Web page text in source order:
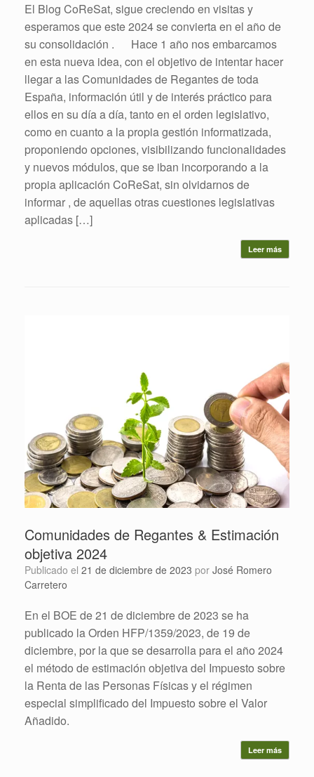
El Blog CoReSat, sigue creciendo en visitas y
esperamos que este 2024 se convierta en el año de
su consolidación . Hace 1 año nos embarcamos
en esta nueva idea, con el objetivo de intentar hacer
llegar a las Comunidades de Regantes de toda
España, información útil y de interés práctico para
ellos en su día a día, tanto en el orden legislativo,
como en cuanto a la propia gestión informatizada,
proponiendo opciones, visibilizando funcionalidades
y nuevos módulos, que se iban incorporando a la
propia aplicación CoReSat, sin olvidarnos de
informar , de aquellas otras cuestiones legislativas
aplicadas […]
Leer más
Comunidades de Regantes & Estimación
objetiva 2024
Publicado el 21 de diciembre de 2023 por José Romero
Carretero
En el BOE de 21 de diciembre de 2023 se ha
publicado la Orden HFP/1359/2023, de 19 de
diciembre, por la que se desarrolla para el año 2024
el método de estimación objetiva del Impuesto sobre
la Renta de las Personas Físicas y el régimen
especial simplificado del Impuesto sobre el Valor
Añadido.
Leer más